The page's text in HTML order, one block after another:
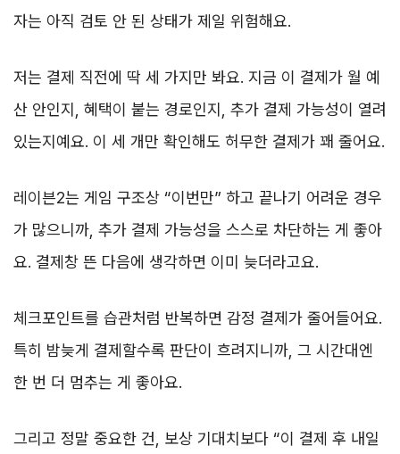
자는 아직 검토 안 된 상태가 제일 위험해요.
저는 결제 직전에 딱 세 가지만 봐요. 지금 이 결제가 월 예
산 안인지, 혜택이 붙는 경로인지, 추가 결제 가능성이 열려
있는지예요. 이 세 개만 확인해도 허무한 결제가 꽤 줄어요.
레이븐2는 게임 구조상 “이번만” 하고 끝나기 어려운 경우
가 많으니까, 추가 결제 가능성을 스스로 차단하는 게 좋아
요. 결제창 뜬 다음에 생각하면 이미 늦더라고요.
체크포인트를 습관처럼 반복하면 감정 결제가 줄어들어요.
특히 밤늦게 결제할수록 판단이 흐려지니까, 그 시간대엔
한 번 더 멈추는 게 좋아요.
그리고 정말 중요한 건, 보상 기대치보다 “이 결제 후 내일